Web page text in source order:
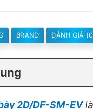
BRAND ĐÁNH GIÁ
2D/DF-SM-EV